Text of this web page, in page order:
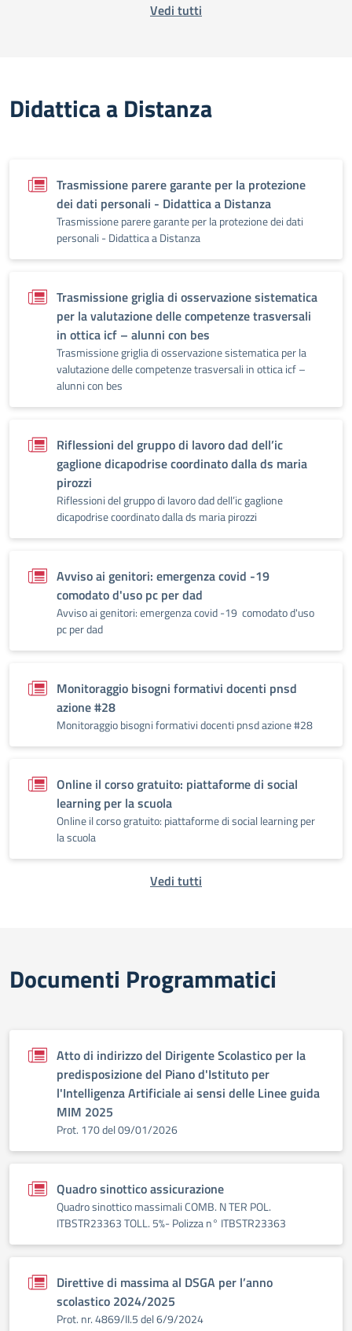
Vedi tutti
Didattica a Distanza
Trasmissione parere garante per la protezione
dei dati personali - Didattica a Distanza
Trasmissione parere garante per la protezione dei dati
personali - Didattica a Distanza
Trasmissione griglia di osservazione sistematica
per la valutazione delle competenze trasversali
in ottica icf – alunni con bes
Trasmissione griglia di osservazione sistematica per la
valutazione delle competenze trasversali in ottica icf –
alunni con bes
Riflessioni del gruppo di lavoro dad dell’ic
gaglione dicapodrise coordinato dalla ds maria
pirozzi
Riflessioni del gruppo di lavoro dad dell’ic gaglione
dicapodrise coordinato dalla ds maria pirozzi
Avviso ai genitori: emergenza covid -19
comodato d'uso pc per dad
Avviso ai genitori: emergenza covid -19 comodato d'uso
pc per dad
Monitoraggio bisogni formativi docenti pnsd
azione #28
Monitoraggio bisogni formativi docenti pnsd azione #28
Online il corso gratuito: piattaforme di social
learning per la scuola
Online il corso gratuito: piattaforme di social learning per
la scuola
Vedi tutti
Documenti Programmatici
Atto di indirizzo del Dirigente Scolastico per la
predisposizione del Piano d'Istituto per
l'Intelligenza Artificiale ai sensi delle Linee guida
MIM 2025
Prot. 170 del 09/01/2026
Quadro sinottico assicurazione
Quadro sinottico massimali COMB. N TER POL.
ITBSTR23363 TOLL. 5%- Polizza n° ITBSTR23363
Direttive di massima al DSGA per l’anno
scolastico 2024/2025
Prot. nr. 4869/II.5 del 6/9/2024